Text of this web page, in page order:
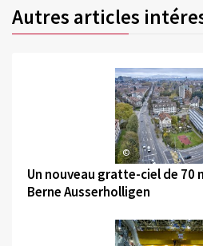
Autres articles
©
Un nouveau gratte-ciel de 70
Berne Ausserholligen